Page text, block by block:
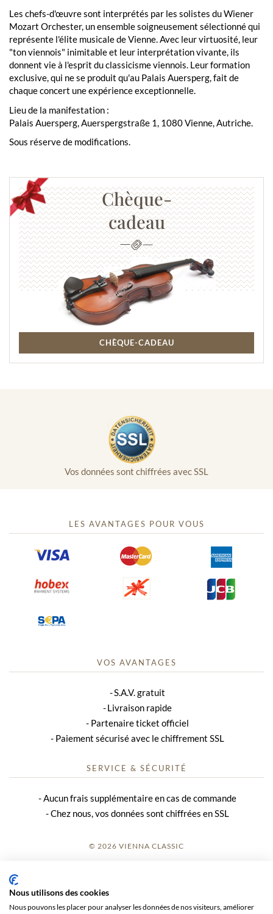
Les chefs-d'œuvre sont interprétés par les solistes du Wiener
Mozart Orchester, un ensemble soigneusement sélectionné qui
représente l'élite musicale de Vienne. Avec leur virtuosité, leur
"ton viennois" inimitable et leur interprétation vivante, ils
donnent vie à l'esprit du classicisme viennois. Leur formation
exclusive, qui ne se produit qu'au Palais Auersperg, fait de
chaque concert une expérience exceptionnelle.
Lieu de la manifestation :
Palais Auersperg, Auerspergstraße 1, 1080 Vienne, Autriche.
Sous réserve de modifications.
Chèque-
cadeau
CHÈQUE-CADEAU
Vos données sont chiffrées avec SSL
LES AVANTAGES POUR VOUS
VOS AVANTAGES
S.A.V. gratuit
Livraison rapide
Partenaire ticket officiel
Paiement sécurisé avec le chiffrement SSL
SERVICE & SÉCURITÉ
Aucun frais supplémentaire en cas de commande
Chez nous, vos données sont chiffrées en SSL
© 2026 VIENNA CLASSIC
Nous utilisons des cookies
Nous pouvons les placer pour analyser les données de nos visiteurs, améliorer